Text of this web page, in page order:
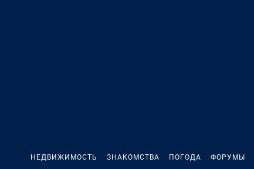
НЕДВИЖИМОСТЬ ЗНАКОМСТВА ПОГОДА ФОРУМЫ